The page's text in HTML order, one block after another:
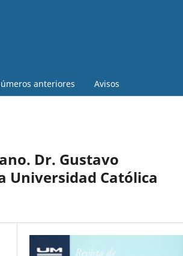
anteriores Avisos
Dr. Gustavo
Universidad Católica